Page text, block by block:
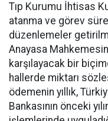
Tıp Kurumu İhtisas
atanma ve görev
düzenlemeler
Anayasa
karşılayacak bir
hallerde miktarı
ödemenin yıllık,
Bankasının önceki